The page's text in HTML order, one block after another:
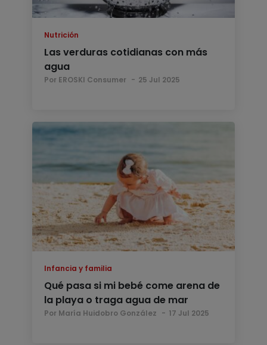
Nutrición
Las verduras cotidianas con más
agua
Por EROSKI Consumer 25 Jul 2025
Infancia y familia
Qué pasa si mi bebé come arena de
la playa o traga agua de mar
Por María Huidobro González 17 Jul 2025